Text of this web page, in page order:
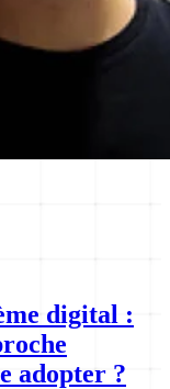
digital :
adopter ?